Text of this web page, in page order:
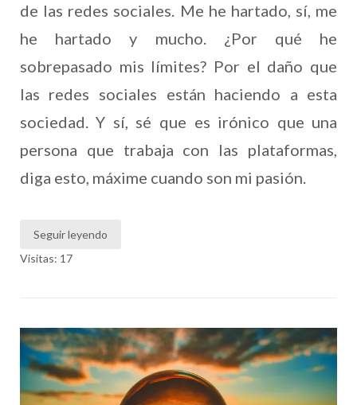
de las redes sociales. Me he hartado, sí, me
he hartado y mucho. ¿Por qué he
sobrepasado mis límites? Por el daño que
las redes sociales están haciendo a esta
sociedad. Y sí, sé que es irónico que una
persona que trabaja con las plataformas,
diga esto, máxime cuando son mi pasión.
Seguir leyendo
Visitas: 17